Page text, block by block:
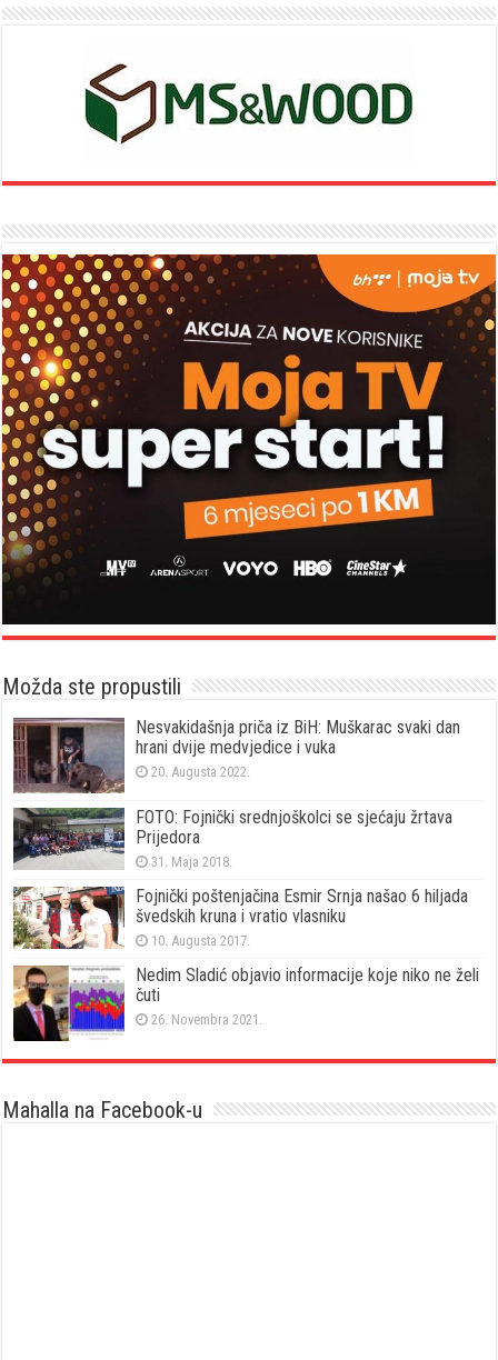
Možda ste propustili
Nesvakidašnja priča iz BiH: Muškarac svaki dan
hrani dvije medvjedice i vuka
20. Augusta 2022.
FOTO: Fojnički srednjoškolci se sjećaju žrtava
Prijedora
31. Maja 2018.
Fojnički poštenjačina Esmir Srnja našao 6 hiljada
švedskih kruna i vratio vlasniku
10. Augusta 2017.
Nedim Sladić objavio informacije koje niko ne želi
čuti
26. Novembra 2021.
Mahalla na Facebook-u